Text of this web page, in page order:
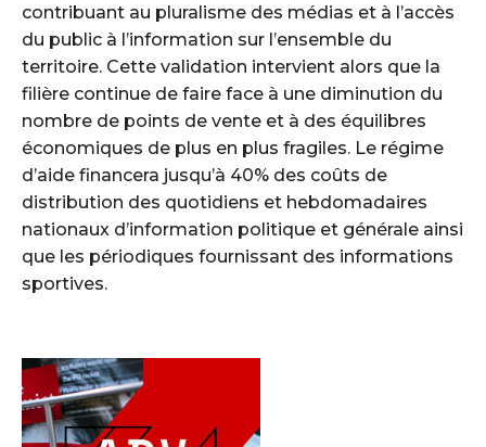
contribuant au pluralisme des médias et à l’accès
du public à l’information sur l’ensemble du
territoire. Cette validation intervient alors que la
filière continue de faire face à une diminution du
nombre de points de vente et à des équilibres
économiques de plus en plus fragiles. Le régime
d’aide financera jusqu’à 40% des coûts de
distribution des quotidiens et hebdomadaires
nationaux d’information politique et générale ainsi
que les périodiques fournissant des informations
sportives.